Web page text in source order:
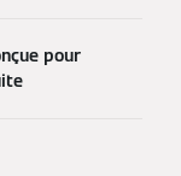
pour